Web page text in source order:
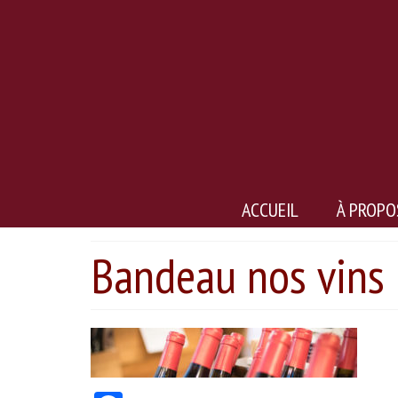
ACCUEIL À
Bandeau nos vins